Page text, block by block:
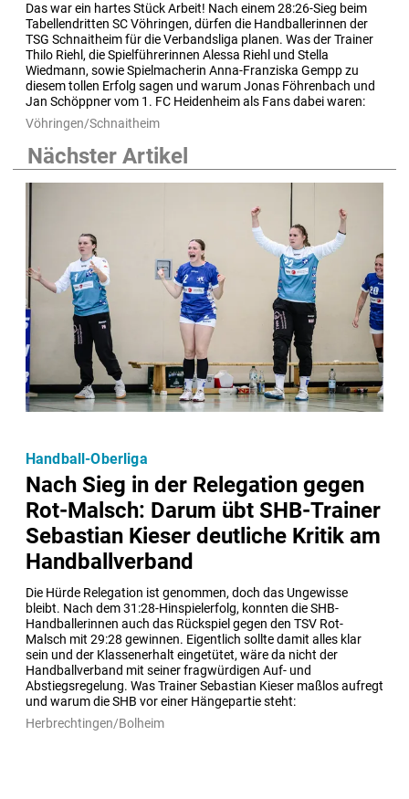
Das war ein hartes Stück Arbeit! Nach einem 28:26-Sieg beim
Tabellendritten SC Vöhringen, dürfen die Handballerinnen der
TSG Schnaitheim für die Verbandsliga planen. Was der Trainer
Thilo Riehl, die Spielführerinnen Alessa Riehl und Stella
Wiedmann, sowie Spielmacherin Anna-Franziska Gempp zu
diesem tollen Erfolg sagen und warum Jonas Föhrenbach und
Jan Schöppner vom 1. FC Heidenheim als Fans dabei waren:
Vöhringen/Schnaitheim
Nächster Artikel
Nach Sieg in der Relegation gegen
Rot-Malsch: Darum übt SHB-Trainer
Sebastian Kieser deutliche Kritik am
Handballverband
Die Hürde Relegation ist genommen, doch das Ungewisse
bleibt. Nach dem 31:28-Hinspielerfolg, konnten die SHB-
Handballerinnen auch das Rückspiel gegen den TSV Rot-
Malsch mit 29:28 gewinnen. Eigentlich sollte damit alles klar
sein und der Klassenerhalt eingetütet, wäre da nicht der
Handballverband mit seiner fragwürdigen Auf- und
Abstiegsregelung. Was Trainer Sebastian Kieser maßlos aufregt
und warum die SHB vor einer Hängepartie steht:
Handball-Oberliga
Herbrechtingen/Bolheim